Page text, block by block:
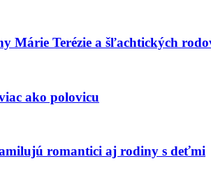
Márie Terézie a šľachtických
ako polovicu
romantici aj rodiny s deťmi